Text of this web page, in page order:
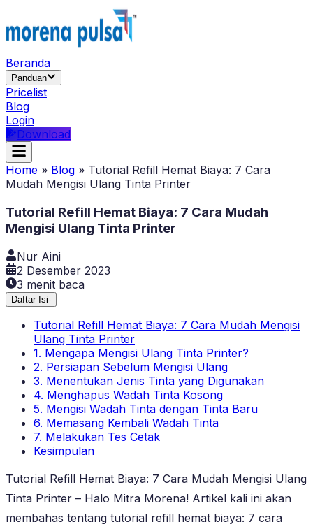
Beranda
Panduan
Pricelist
Blog
Login
Download
Home » Blog » Tutorial Refill Hemat Biaya: 7 Cara
Mudah Mengisi Ulang Tinta Printer
Tutorial Refill Hemat Biaya: 7 Cara Mudah
Mengisi Ulang Tinta Printer
Nur Aini
2 Desember 2023
3 menit baca
Daftar Isi-
Tutorial Refill Hemat Biaya: 7 Cara Mudah Mengisi
Ulang Tinta Printer
1. Mengapa Mengisi Ulang Tinta Printer?
2. Persiapan Sebelum Mengisi Ulang
3. Menentukan Jenis Tinta yang Digunakan
4. Menghapus Wadah Tinta Kosong
5. Mengisi Wadah Tinta dengan Tinta Baru
6. Memasang Kembali Wadah Tinta
7. Melakukan Tes Cetak
Kesimpulan
Tutorial Refill Hemat Biaya: 7 Cara Mudah Mengisi Ulang
Tinta Printer – Halo Mitra Morena! Artikel kali ini akan
membahas tentang tutorial refill hemat biaya: 7 cara